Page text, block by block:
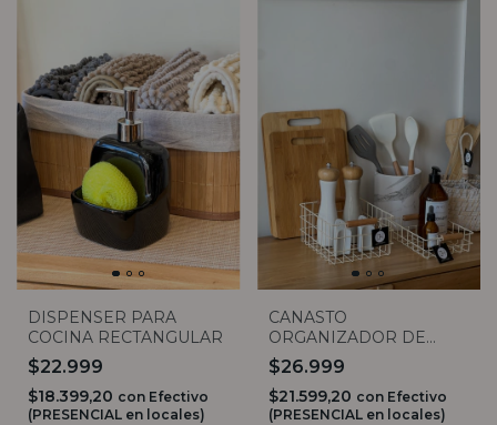
DISPENSER PARA
COCINA RECTANGULAR
$22.999
$18.399,20 con Efectivo
(PRESENCIAL en locales)
CANASTO
ORGANIZADOR DE
ACERO CREAM
MANIJAS BAMBOO (2
tamaños)
$26.999
$21.599,20 con Efectivo
(PRESENCIAL en locales)